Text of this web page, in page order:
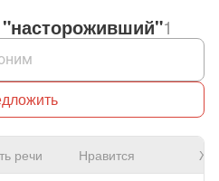
1
речи Нравится